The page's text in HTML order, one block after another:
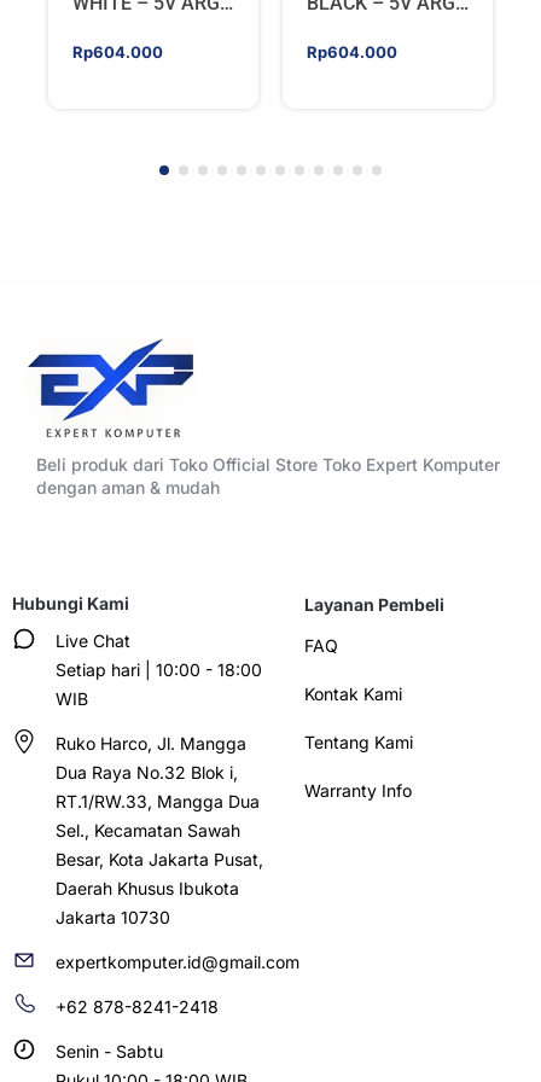
Rp604.000 Rp604.000
Beli produk dari Toko Official Store Toko Expert Komputer
dengan aman & mudah
Hubungi Kami
Live Chat
Setiap hari | 10:00 - 18:00
WIB
Ruko Harco, Jl. Mangga
Dua Raya No.32 Blok i,
RT.1/RW.33, Mangga Dua
Sel., Kecamatan Sawah
Besar, Kota Jakarta Pusat,
Daerah Khusus Ibukota
Jakarta 10730
expertkomputer.id@gmail.com
+62 878-8241-2418
Senin - Sabtu
Layanan Pembeli
FAQ
Kontak Kami
Tentang Kami
Warranty Info